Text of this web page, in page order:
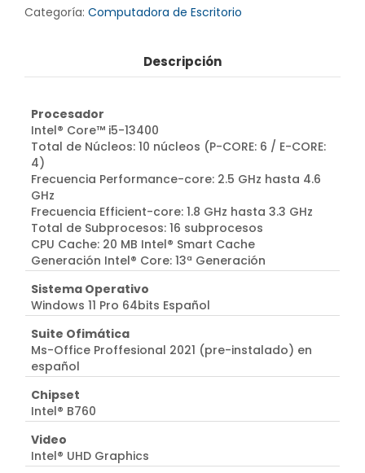
Categoría: Computadora de Escritorio
Descripción
Procesador
Intel® Core™ i5-13400
Total de Núcleos: 10 núcleos (P-CORE: 6 / E-CORE:
4)
Frecuencia Performance-core: 2.5 GHz hasta 4.6
GHz
Frecuencia Efficient-core: 1.8 GHz hasta 3.3 GHz
Total de Subprocesos: 16 subprocesos
CPU Cache: 20 MB Intel® Smart Cache
Generación Intel® Core: 13ª Generación
Sistema Operativo
Windows 11 Pro 64bits Español
Suite Ofimática
Ms-Office Proffesional 2021 (pre-instalado) en
español
Chipset
Intel® B760
Video
Intel® UHD Graphics